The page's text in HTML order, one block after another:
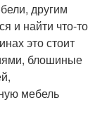
другим
и найти что-то
это стоит
блошиные
мебель